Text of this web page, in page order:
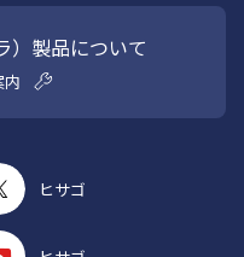
）製品について
内
ヒサゴ